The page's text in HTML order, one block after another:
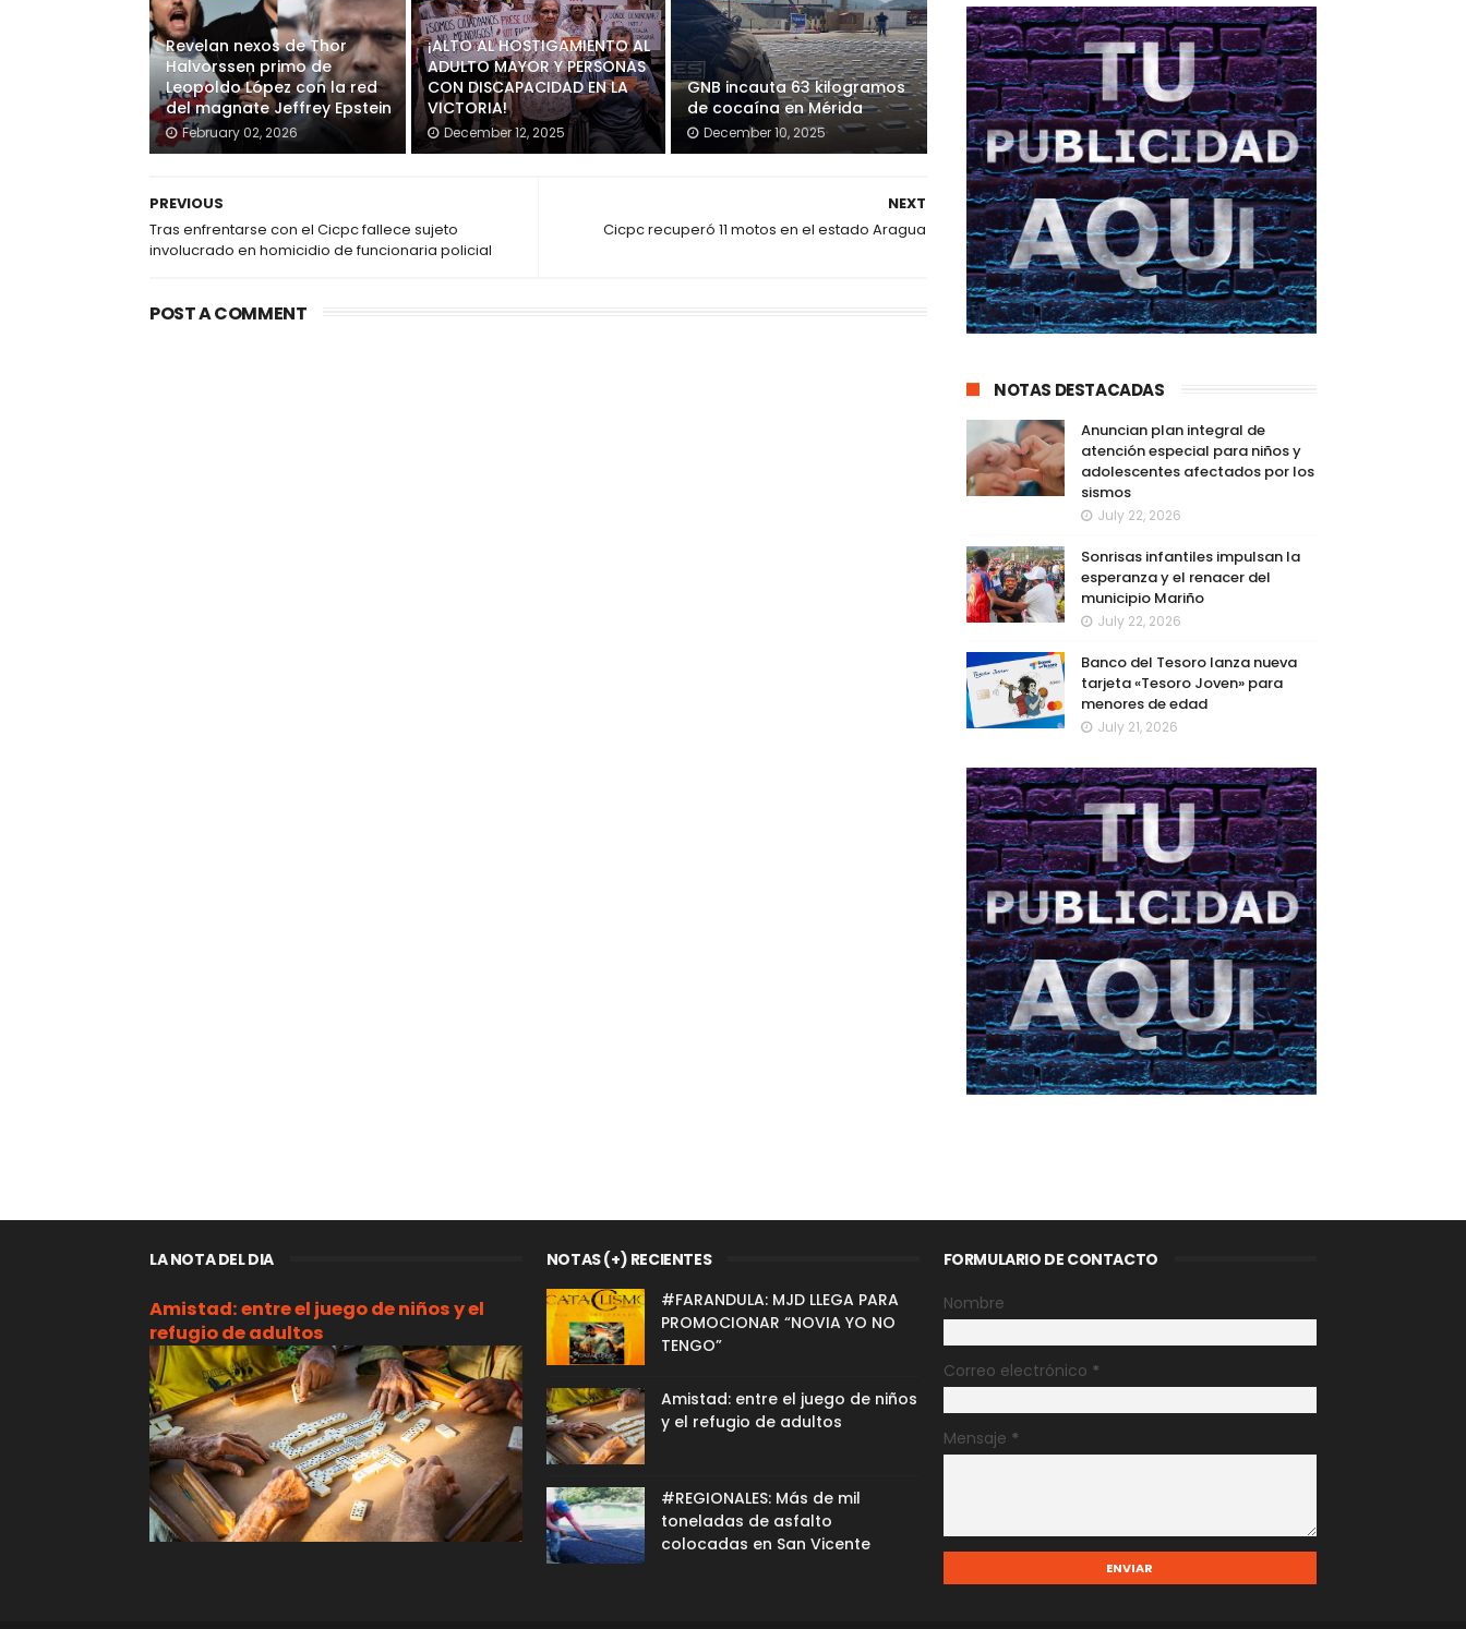
Revelan nexos de Thor
Halvorssen primo de
Leopoldo López con la red
del magnate Jeffrey Epstein
February 02, 2026
¡ALTO AL HOSTIGAMIENTO AL
ADULTO MAYOR Y PERSONAS
CON DISCAPACIDAD EN LA
VICTORIA!
December 12, 2025
GNB incauta 63 kilogramos
de cocaína en Mérida
December 10, 2025
NEXT
Cicpc recuperó 11 motos en el estado Aragua
PREVIOUS
Tras enfrentarse con el Cicpc fallece sujeto
involucrado en homicidio de funcionaria policial
POST A COMMENT
NOTAS DESTACADAS
Anuncian plan integral de
atención especial para niños y
adolescentes afectados por los
sismos
July 22, 2026
Sonrisas infantiles impulsan la
esperanza y el renacer del
municipio Mariño
July 22, 2026
Banco del Tesoro lanza nueva
tarjeta «Tesoro Joven» para
menores de edad
July 21, 2026
LA NOTA DEL DIA
Amistad: entre el juego de niños y el
refugio de adultos
NOTAS (+) RECIENTES
#FARANDULA: MJD LLEGA PARA
PROMOCIONAR “NOVIA YO NO
TENGO”
Amistad: entre el juego de niños
y el refugio de adultos
#REGIONALES: Más de mil
toneladas de asfalto
colocadas en San Vicente
FORMULARIO DE CONTACTO
Nombre
Correo electrónico *
Mensaje *